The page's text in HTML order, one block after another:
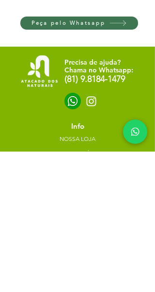
Peça pelo Whatsapp
Precisa de ajuda?
Chama no Whatsapp:
(81) 9.8184-1479
Info
NOSSA LOJA
SOBRE NÓS